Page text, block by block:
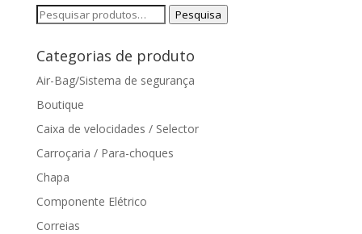
Pesquisar
Pesquisa
Categorias de produto
Air-Bag/Sistema de segurança
Boutique
Caixa de velocidades / Selector
Carroçaria / Para-choques
Chapa
Componente Elétrico
Correias